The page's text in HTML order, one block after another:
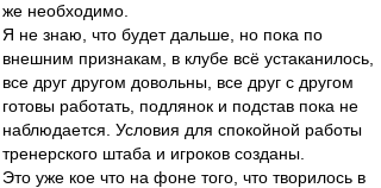
же необходимо.
Я не знаю, что будет дальше, но пока по
внешним признакам, в клубе всё устаканилось,
все друг другом довольны, все друг с другом
готовы работать, подлянок и подстав пока не
наблюдается. Условия для спокойной работы
тренерского штаба и игроков созданы.
Это уже кое что на фоне того, что творилось в